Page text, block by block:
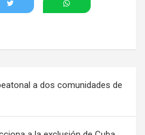
a dos comunidades de